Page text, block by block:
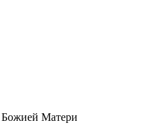
Божией Матери